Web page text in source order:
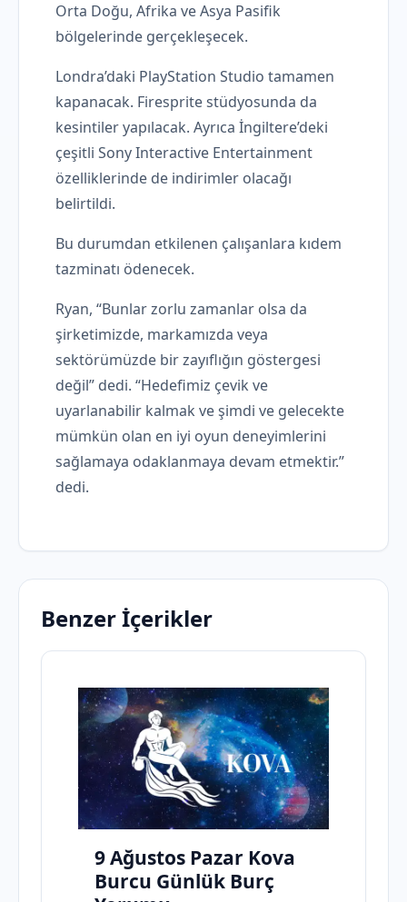
Orta Doğu, Afrika ve Asya Pasifik
bölgelerinde gerçekleşecek.
Londra’daki PlayStation Studio tamamen
kapanacak. Firesprite stüdyosunda da
kesintiler yapılacak. Ayrıca İngiltere’deki
çeşitli Sony Interactive Entertainment
özelliklerinde de indirimler olacağı
belirtildi.
Bu durumdan etkilenen çalışanlara kıdem
tazminatı ödenecek.
Ryan, “Bunlar zorlu zamanlar olsa da
şirketimizde, markamızda veya
sektörümüzde bir zayıflığın göstergesi
değil” dedi. “Hedefimiz çevik ve
uyarlanabilir kalmak ve şimdi ve gelecekte
mümkün olan en iyi oyun deneyimlerini
sağlamaya odaklanmaya devam etmektir.”
dedi.
Benzer İçerikler
9 Ağustos Pazar Kova
Burcu Günlük Burç